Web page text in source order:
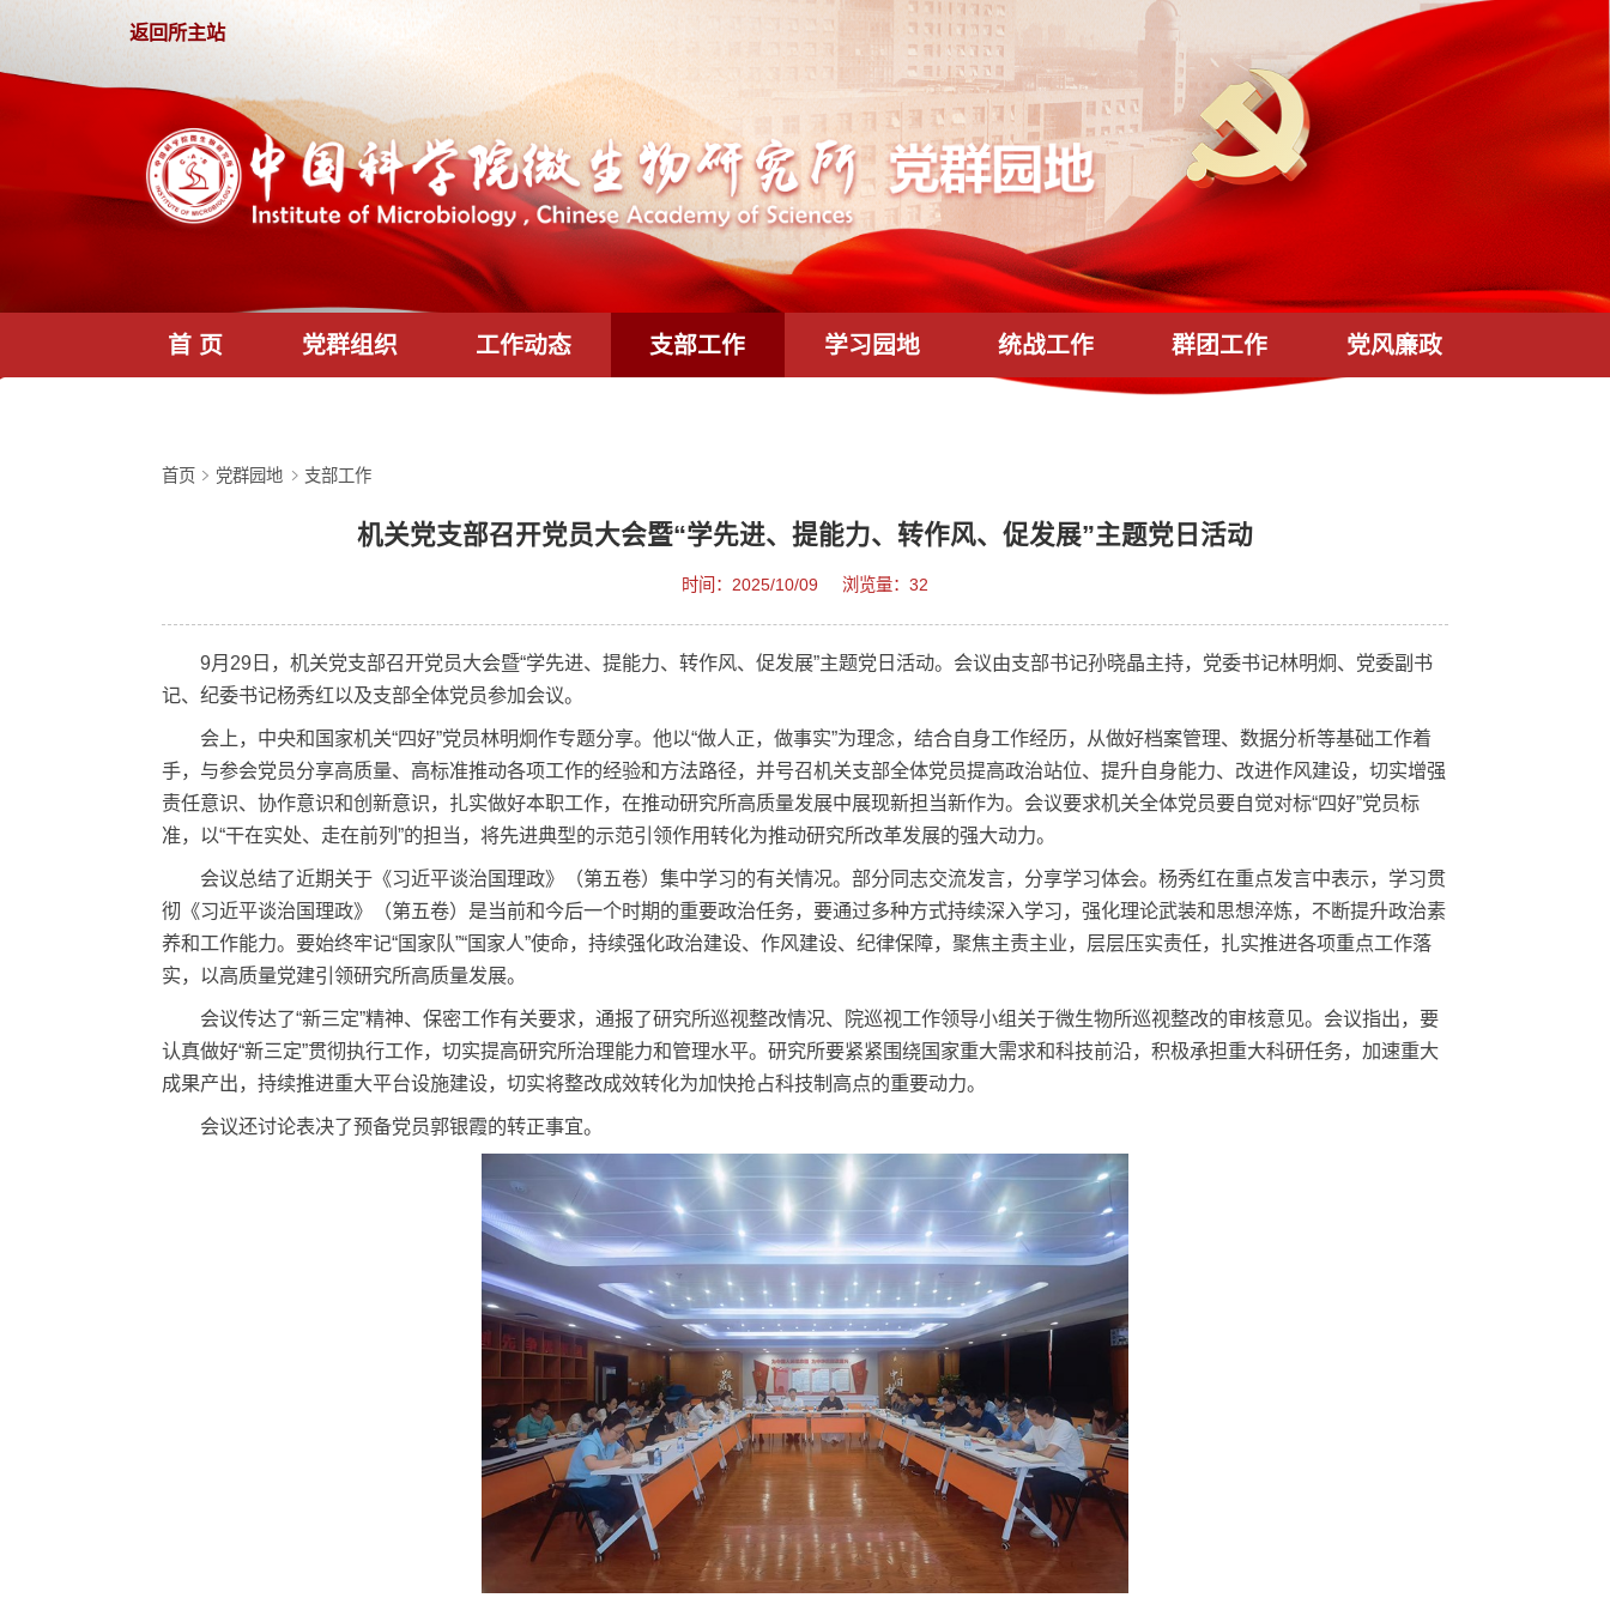
返回所主站
首 页 党群组织 工作动态 支部工作 学习园地 统战工作 群团工作 党风廉政
支部工作
机关党支部召开党员大会暨“学先进、提能力、转作风、促发展”主题党日活动
时间：2025/10/09 浏览量：32
9月29日，机关党支部召开党员大会暨“学先进、提能力、转作风、促发展”主题党日活动。会议由支部书记孙晓晶主持，党委书记林明炯、党委副书
记、纪委书记杨秀红以及支部全体党员参加会议。
会上，中央和国家机关“四好”党员林明炯作专题分享。他以“做人正，做事实”为理念，结合自身工作经历，从做好档案管理、数据分析等基础工作着
责任意识、协作意识和创新意识，扎实做好本职工作，在推动研究所高质量发展中展现新担当新作为。会议要求机关全体党员要自觉对标“四好”党员标
准，以“干在实处、走在前列”的担当，将先进典型的示范引领作用转化为推动研究所改革发展的强大动力。
会议总结了近期关于《习近平谈治国理政》（第五卷）集中学习的有关情况。部分同志交流发言，分享学习体会。杨秀红在重点发言中表示，学习贯
彻《习近平谈治国理政》（第五卷）是当前和今后一个时期的重要政治任务，要通过多种方式持续深入学习，强化理论武装和思想淬炼，不断提升政治素
养和工作能力。要始终牢记“国家队”“国家人”使命，持续强化政治建设、作风建设、纪律保障，聚焦主责主业，层层压实责任，扎实推进各项重点工作落
实，以高质量党建引领研究所高质量发展。
会议传达了“新三定”精神、保密工作有关要求，通报了研究所巡视整改情况、院巡视工作领导小组关于微生物所巡视整改的审核意见。会议指出，要
认真做好“新三定”贯彻执行工作，切实提高研究所治理能力和管理水平。研究所要紧紧围绕国家重大需求和科技前沿，积极承担重大科研任务，加速重大
成果产出，持续推进重大平台设施建设，切实将整改成效转化为加快抢占科技制高点的重要动力。
会议还讨论表决了预备党员郭银霞的转正事宜。